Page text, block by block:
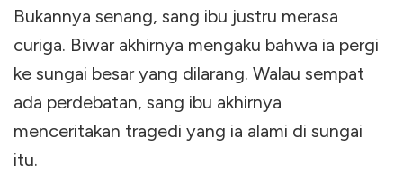
Bukannya senang, sang ibu justru merasa
curiga. Biwar akhirnya mengaku bahwa ia pergi
ke sungai besar yang dilarang. Walau sempat
ada perdebatan, sang ibu akhirnya
menceritakan tragedi yang ia alami di sungai
itu.